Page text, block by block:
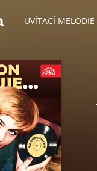
UVÍTACÍ MELODIE